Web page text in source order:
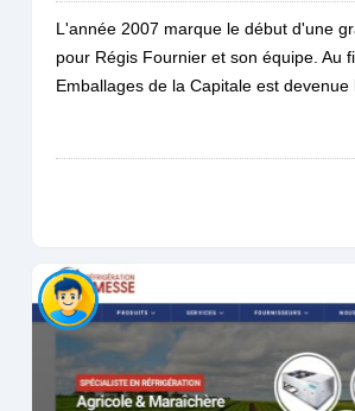
L'année 2007 marque le début d'une
pour Régis Fournier et son équipe. Au
Emballages de la Capitale est devenue